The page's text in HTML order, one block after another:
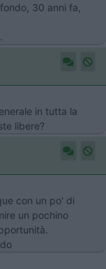
30 anni fa,
in tutta la
libere?
con un po' di
un pochino